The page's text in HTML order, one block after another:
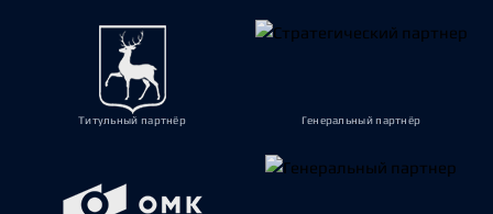
Титульный партнёр Генеральный партнёр